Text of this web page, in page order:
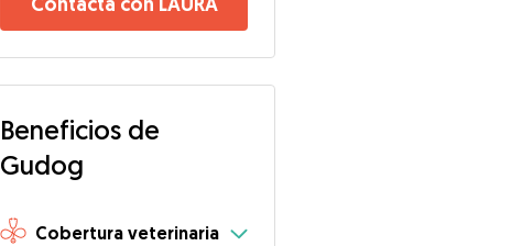
Beneficios de
Gudog
Cobertura veterinaria